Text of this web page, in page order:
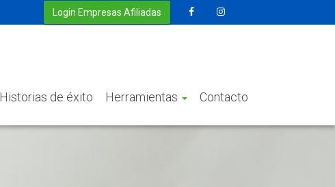
Login Empresas Afiliadas
Historias de éxito Herramientas Contacto